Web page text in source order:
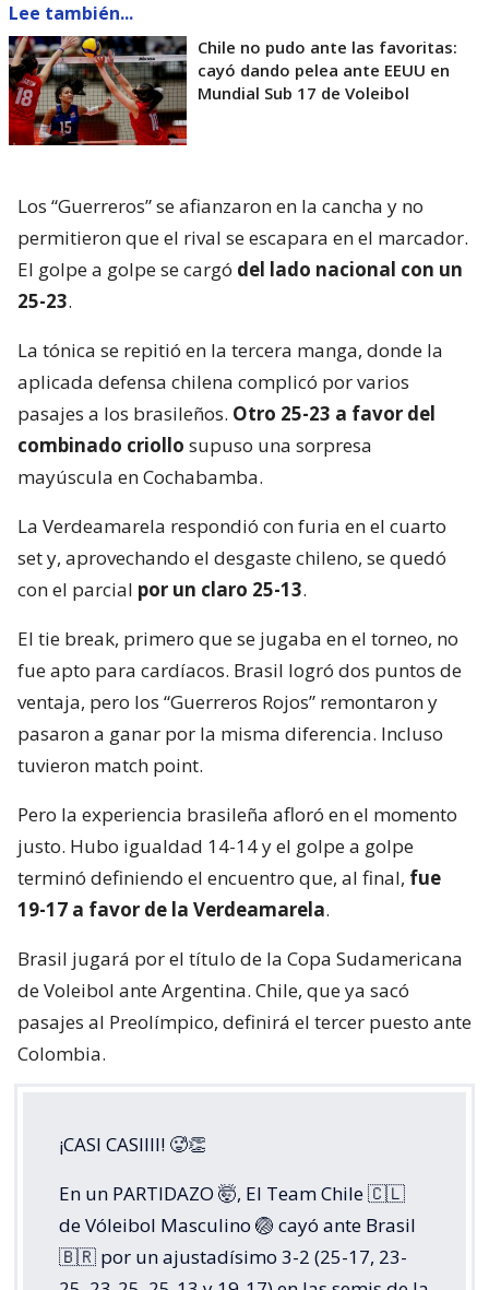
Lee también...
Chile no pudo ante las favoritas:
cayó dando pelea ante EEUU en
Mundial Sub 17 de Voleibol
Los “Guerreros” se afianzaron en la cancha y no
permitieron que el rival se escapara en el marcador.
El golpe a golpe se cargó del lado nacional con un
25-23.
La tónica se repitió en la tercera manga, donde la
aplicada defensa chilena complicó por varios
pasajes a los brasileños. Otro 25-23 a favor del
combinado criollo supuso una sorpresa
mayúscula en Cochabamba.
La Verdeamarela respondió con furia en el cuarto
set y, aprovechando el desgaste chileno, se quedó
con el parcial por un claro 25-13.
El tie break, primero que se jugaba en el torneo, no
fue apto para cardíacos. Brasil logró dos puntos de
ventaja, pero los “Guerreros Rojos” remontaron y
pasaron a ganar por la misma diferencia. Incluso
tuvieron match point.
Pero la experiencia brasileña afloró en el momento
justo. Hubo igualdad 14-14 y el golpe a golpe
terminó definiendo el encuentro que, al final, fue
19-17 a favor de la Verdeamarela.
Brasil jugará por el título de la Copa Sudamericana
de Voleibol ante Argentina. Chile, que ya sacó
pasajes al Preolímpico, definirá el tercer puesto ante
Colombia.
¡CASI CASIIII! 🥵👏
En un PARTIDAZO 🤯, El Team Chile 🇨🇱
de Vóleibol Masculino 🏐 cayó ante Brasil
🇧🇷 por un ajustadísimo 3-2 (25-17, 23-